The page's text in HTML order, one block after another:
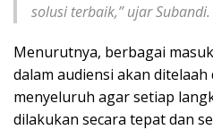
solusi terbaik,” ujar Subandi.
Menurutnya, berbagai
dalam audiensi akan
menyeluruh agar setiap
dilakukan secara tepat dan